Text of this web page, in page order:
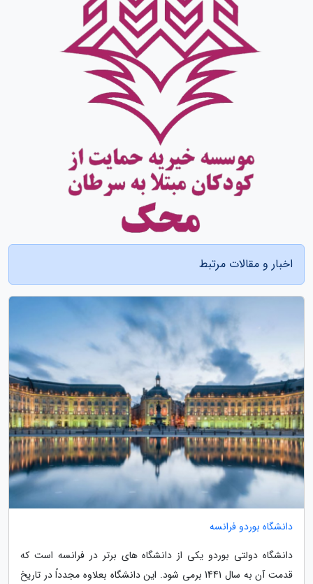
اخبار و مقالات مرتبط
دانشگاه بوردو فرانسه
دانشگاه دولتی بوردو یکی از دانشگاه های برتر در فرانسه است که
قدمت آن به سال 1441 برمی شود. این دانشگاه بعلاوه مجدداً در تاریخ